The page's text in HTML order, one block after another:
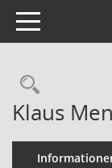
Toggle navigation
Klaus